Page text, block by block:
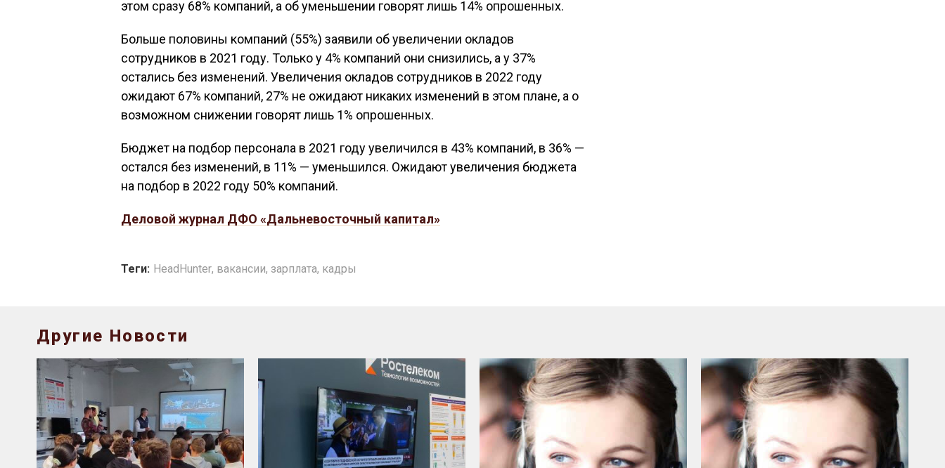
этом сразу 68% компаний, а об уменьшении говорят лишь 14% опрошенных.
Больше половины компаний (55%) заявили об увеличении окладов
сотрудников в 2021 году. Только у 4% компаний они снизились, а у 37%
остались без изменений. Увеличения окладов сотрудников в 2022 году
ожидают 67% компаний, 27% не ожидают никаких изменений в этом плане, а о
возможном снижении говорят лишь 1% опрошенных.
Бюджет на подбор персонала в 2021 году увеличился в 43% компаний, в 36% —
остался без изменений, в 11% — уменьшился. Ожидают увеличения бюджета
на подбор в 2022 году 50% компаний.
Деловой журнал ДФО «Дальневосточный капитал»
Теги: HeadHunter, вакансии, зарплата, кадры
Другие Новости